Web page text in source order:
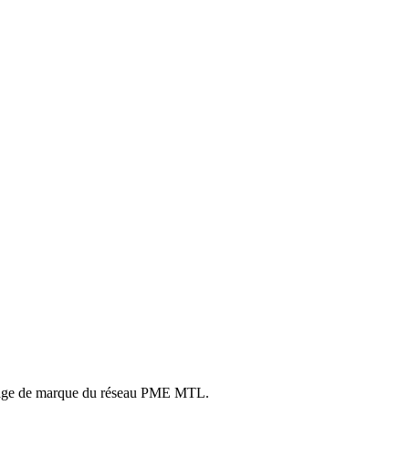
de marque du réseau PME MTL.